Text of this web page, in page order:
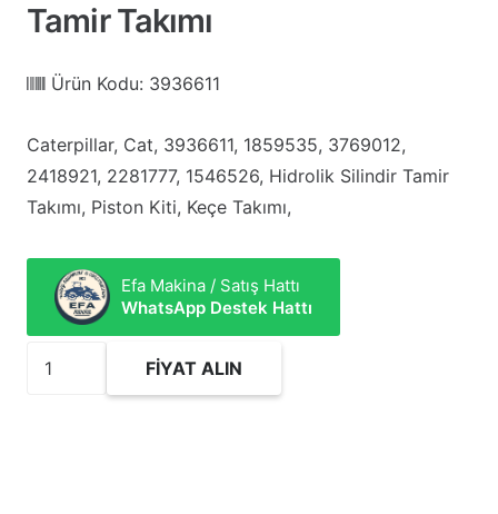
Tamir Takımı
Ürün Kodu: 3936611
Caterpillar, Cat, 3936611, 1859535, 3769012,
2418921, 2281777, 1546526, Hidrolik Silindir Tamir
Takımı, Piston Kiti, Keçe Takımı,
Efa Makina / Satış Hattı
WhatsApp Destek Hattı
3936611
FIYAT ALIN